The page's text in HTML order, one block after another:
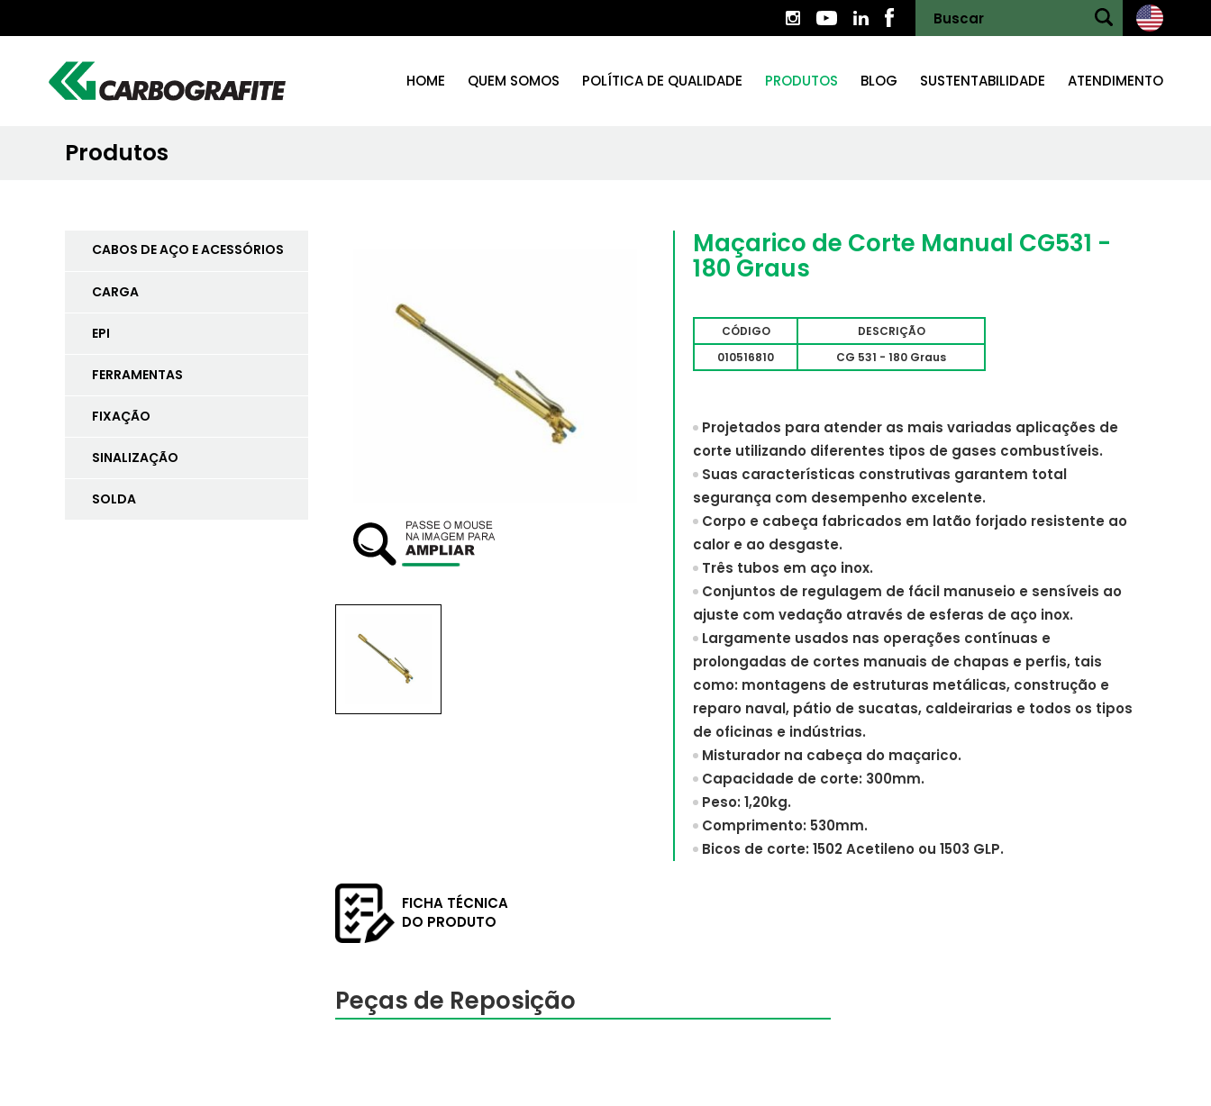
HOME QUEM SOMOS POLÍTICA DE QUALIDADE PRODUTOS BLOG SUSTENTABILIDADE ATENDIMENTO
Produtos
CABOS DE AÇO E ACESSÓRIOS
CARGA
EPI
FERRAMENTAS
FIXAÇÃO
SINALIZAÇÃO
SOLDA
Maçarico de Corte Manual CG531 -
180 Graus
CÓDIGO
DESCRIÇÃO
010516810
CG 531 - 180 Graus
Projetados para atender as mais variadas aplicações de
corte utilizando diferentes tipos de gases combustíveis.
Suas características construtivas garantem total
segurança com desempenho excelente.
Corpo e cabeça fabricados em latão forjado resistente ao
calor e ao desgaste.
Três tubos em aço inox.
Conjuntos de regulagem de fácil manuseio e sensíveis ao
ajuste com vedação através de esferas de aço inox.
Largamente usados nas operações contínuas e
prolongadas de cortes manuais de chapas e perfis, tais
como: montagens de estruturas metálicas, construção e
reparo naval, pátio de sucatas, caldeirarias e todos os tipos
de oficinas e indústrias.
Misturador na cabeça do maçarico.
Capacidade de corte: 300mm.
Peso: 1,20kg.
Comprimento: 530mm.
Bicos de corte: 1502 Acetileno ou 1503 GLP.
FICHA TÉCNICA
DO PRODUTO
Peças de Reposição